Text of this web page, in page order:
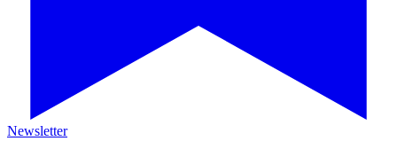
Newsletter